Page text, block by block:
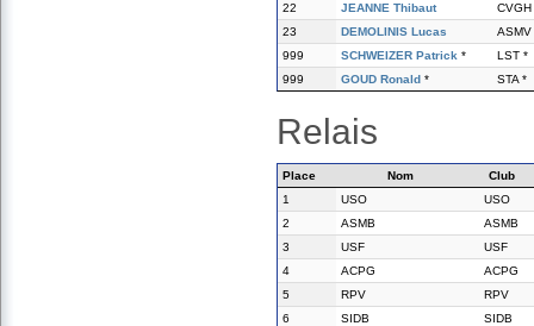
22
JEANNE Thibaut
CVGH
23
DEMOLINIS Lucas
ASMV
999
SCHWEIZER Patrick *
LST *
999
GOUD Ronald * STA *
Relais
Place Nom
Club
1
USO
USO
2
ASMB
ASMB
3
USF
USF
4
ACPG
ACPG
5
RPV
RPV
6
SIDB
SIDB